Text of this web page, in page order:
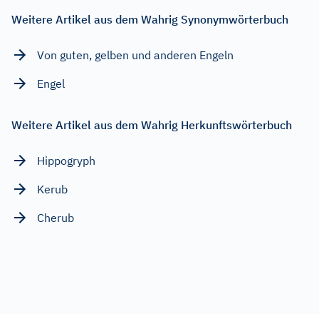
Weitere Artikel aus dem Wahrig Synonymwörterbuch
Von guten, gelben und anderen Engeln
Engel
Weitere Artikel aus dem Wahrig Herkunftswörterbuch
Hippogryph
Kerub
Cherub